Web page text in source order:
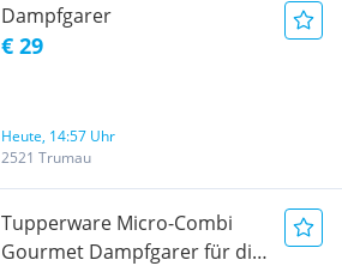
Dampfgarer
€ 29
Heute, 14:57 Uhr
2521 Trumau
Tupperware Micro-Combi
Gourmet Dampfgarer für die